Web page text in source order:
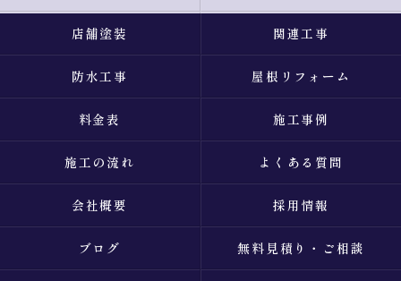
店舗塗装 関連工事
防水工事 屋根リフォーム
料金表 施工事例
施工の流れ よくある質問
会社概要 採用情報
ブログ 無料見積り・ご相談